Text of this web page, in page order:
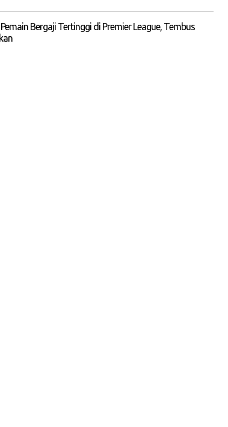
Bergaji Tertinggi di Premier League, Tembus